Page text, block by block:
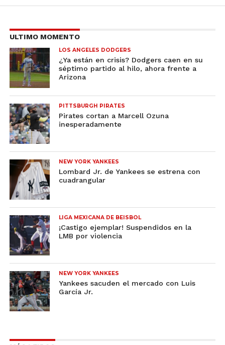
ULTIMO MOMENTO
LOS ANGELES DODGERS
¿Ya están en crisis? Dodgers caen en su
séptimo partido al hilo, ahora frente a
Arizona
PITTSBURGH PIRATES
Pirates cortan a Marcell Ozuna
inesperadamente
NEW YORK YANKEES
Lombard Jr. de Yankees se estrena con
cuadrangular
LIGA MEXICANA DE BEISBOL
¡Castigo ejemplar! Suspendidos en la
LMB por violencia
NEW YORK YANKEES
Yankees sacuden el mercado con Luis
García Jr.